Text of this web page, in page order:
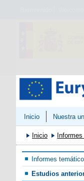
Inicio Nuestra
Inicio
Informes
Estudios